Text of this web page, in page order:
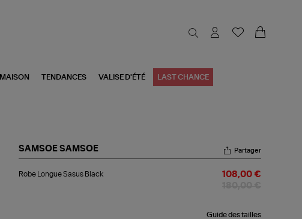
MAISON TENDANCES VALISE D'ÉTÉ LAST CHANCE
SAMSOE SAMSOE
Longue
Partager
Robe Longue Sasus Black 108,00 €
Guide des tailles